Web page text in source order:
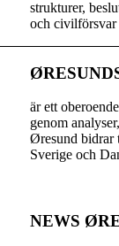
strukturer,
och civilförsvar
är ett
genom
Øresund bidrar
Sverige och
NEWS